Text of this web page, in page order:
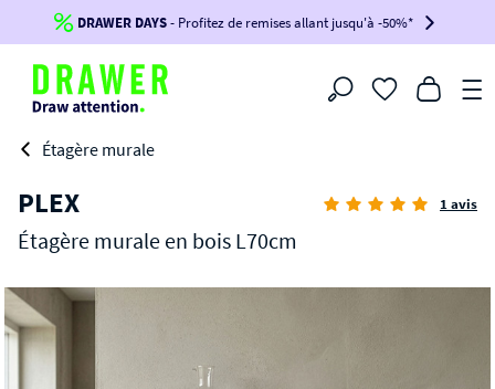
Jusqu'à-100€*sur votre commande !
BIKINI100
-voir conditions en bas de page-
DRAWER DAYS- Profitez de remises allant jusqu'à -50%*
Filtrer
Étagère murale
PLEX
Étagère murale en bois L70cm
1 avis